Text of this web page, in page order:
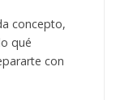
concepto,
qué
con